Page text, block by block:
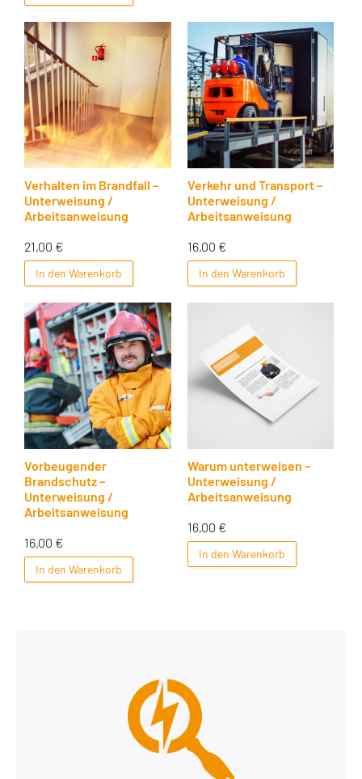
Verhalten im Brandfall –
Unterweisung /
Arbeitsanweisung
21,00 €
In den Warenkorb
Verkehr und Transport –
Unterweisung /
Arbeitsanweisung
16,00 €
In den Warenkorb
Vorbeugender
Brandschutz –
Unterweisung /
Arbeitsanweisung
16,00 €
In den Warenkorb
Warum unterweisen –
Unterweisung /
Arbeitsanweisung
16,00 €
In den Warenkorb